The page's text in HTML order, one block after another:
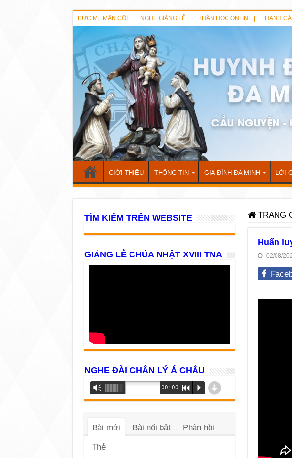
ĐỨC MẸ MÂN CÔI | NGHE GIẢNG LỄ | THẦN HỌC ONLINE | HẠNH
GIỚI THIỆU THÔNG TIN GIA ĐÌNH ĐA MINH LỜI
TRANG
Huấn
02/08/
TÌM KIẾM TRÊN WEBSITE
GIẢNG LỄ CHÚA NHẬT XVIII TNA
NGHE ĐÀI CHÂN LÝ Á CHÂU
Trình
phát
âm
Vm 00:00 R P d
Bài mới Bài nổi bật Phản hồi
Thẻ